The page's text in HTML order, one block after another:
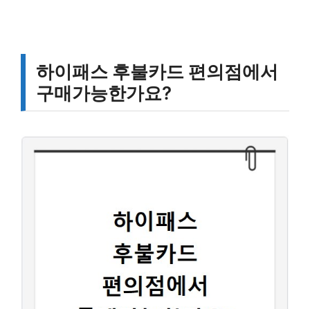
하이패스 후불카드 편의점에서
구매가능한가요?